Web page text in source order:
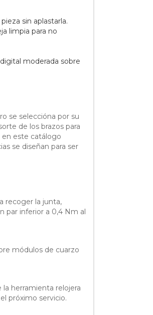
sin aplastarla.
limpia para no
moderada sobre
se seleccióna por su
de los brazos para
en este catálogo
se diseñan para ser
recoger la junta,
par inferior a 0,4 Nm al
módulos de cuarzo
herramienta relojera
próximo servicio.